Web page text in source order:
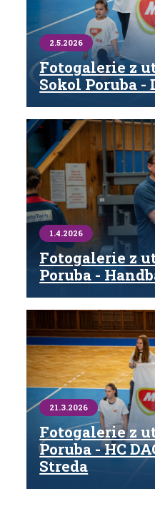
2.5.2026
Fotogalerie z
Sokol Poruba -
1.4.2026
Fotogalerie z
Poruba -
21.3.2026
Fotogalerie z
Poruba - HC
Streda